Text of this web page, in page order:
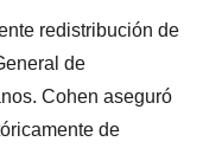
redistribución de
de
Cohen aseguró
de